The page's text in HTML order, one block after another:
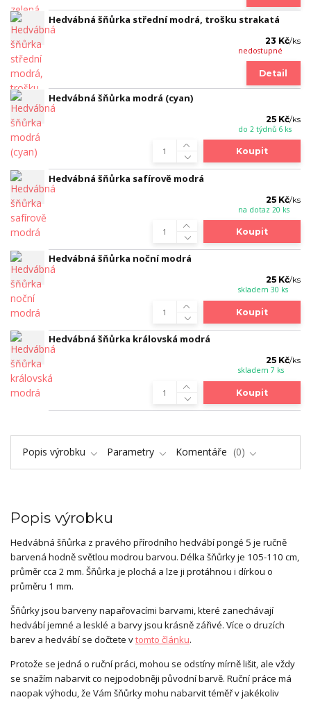
Hedvábná šňůrka střední modrá, trošku strakatá
23 Kč/ks
nedostupné
Detail
Hedvábná šňůrka modrá (cyan)
25 Kč/ks
do 2 týdnů 6 ks
Koupit
Hedvábná šňůrka safírově modrá
25 Kč/ks
na dotaz 20 ks
Koupit
Hedvábná šňůrka noční modrá
25 Kč/ks
skladem 30 ks
Koupit
Hedvábná šňůrka královská modrá
25 Kč/ks
skladem 7 ks
Koupit
Popis výrobku Parametry Komentáře 0
Popis výrobku
Hedvábná šňůrka z pravého přírodního hedvábí pongé 5 je ručně
barvená hodně světlou modrou barvou. Délka šňůrky je 105-110 cm,
průměr cca 2 mm. Šňůrka je plochá a lze ji protáhnou i dírkou o
průměru 1 mm.
Šňůrky jsou barveny napařovacími barvami, které zanechávají
hedvábí jemné a lesklé a barvy jsou krásně zářivé. Více o druzích
barev a hedvábí se dočtete vtomto článku.
Protože se jedná o ruční práci, mohou se odstíny mírně lišit, ale vždy
se snažím nabarvit co nejpodobněji původní barvě. Ruční práce má
naopak výhodu, že Vám šňůrky mohu nabarvit téměř v jakékoliv